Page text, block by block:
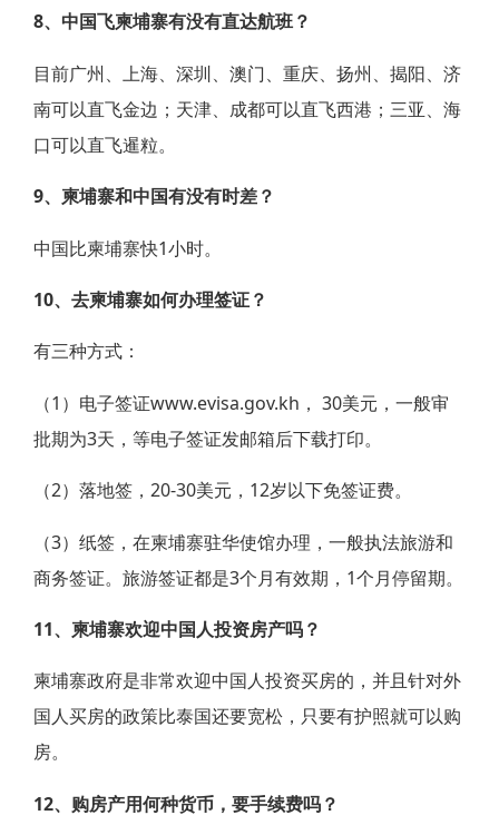
8、中国飞柬埔寨有没有直达航班？
目前广州、上海、深圳、澳门、重庆、扬州、揭阳、济
南可以直飞金边；天津、成都可以直飞西港；三亚、海
口可以直飞暹粒。
9、柬埔寨和中国有没有时差？
中国比柬埔寨快1小时。
10、去柬埔寨如何办理签证？
有三种方式：
（1）电子签证www.evisa.gov.kh， 30美元，一般审
批期为3天，等电子签证发邮箱后下载打印。
（2）落地签，20-30美元，12岁以下免签证费。
（3）纸签，在柬埔寨驻华使馆办理，一般执法旅游和
商务签证。旅游签证都是3个月有效期，1个月停留期。
11、柬埔寨欢迎中国人投资房产吗？
柬埔寨政府是非常欢迎中国人投资买房的，并且针对外
国人买房的政策比泰国还要宽松，只要有护照就可以购
房。
12、购房产用何种货币，要手续费吗？